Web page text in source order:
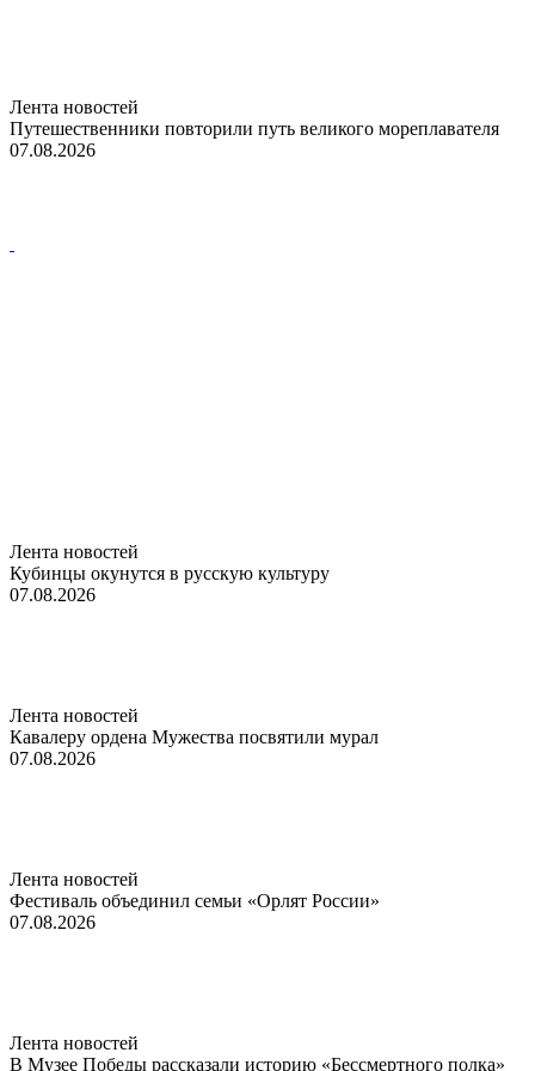
Лента новостей
Путешественники повторили путь великого мореплавателя
07.08.2026
Лента новостей
Кубинцы окунутся в русскую культуру
07.08.2026
Лента новостей
Кавалеру ордена Мужества посвятили мурал
07.08.2026
Лента новостей
Фестиваль объединил семьи «Орлят России»
07.08.2026
Лента новостей
В Музее Победы рассказали историю «Бессмертного полка»